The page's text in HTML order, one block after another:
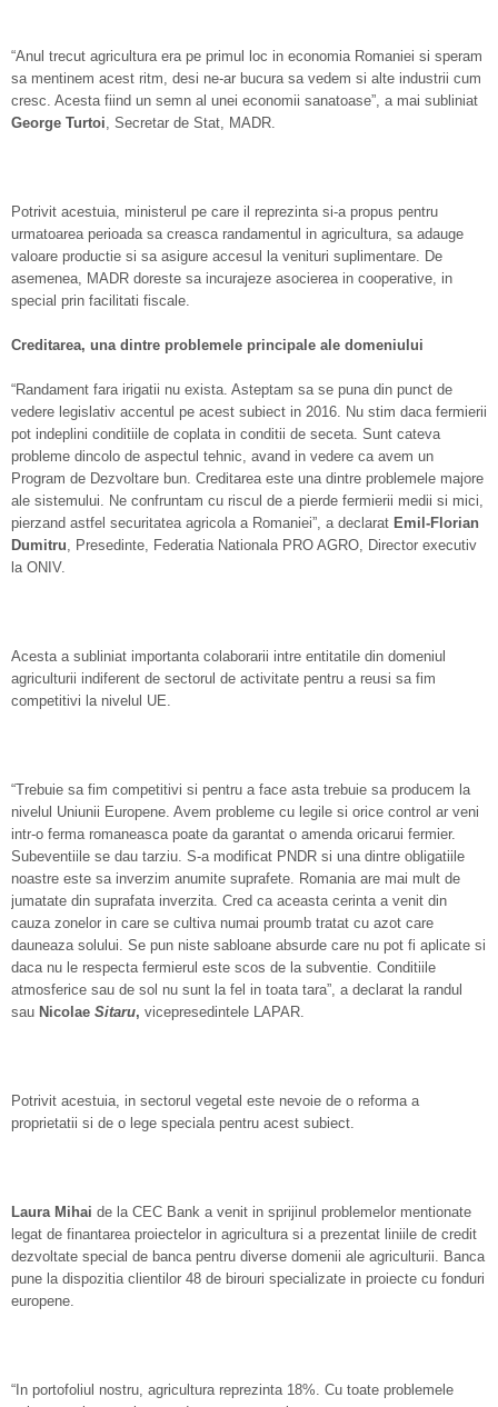
“Anul trecut agricultura era pe primul loc in economia Romaniei si speram
sa mentinem acest ritm, desi ne-ar bucura sa vedem si alte industrii cum
cresc. Acesta fiind un semn al unei economii sanatoase”, a mai subliniat
George Turtoi, Secretar de Stat, MADR.
Potrivit acestuia, ministerul pe care il reprezinta si-a propus pentru
urmatoarea perioada sa creasca randamentul in agricultura, sa adauge
valoare productie si sa asigure accesul la venituri suplimentare. De
asemenea, MADR doreste sa incurajeze asocierea in cooperative, in
special prin facilitati fiscale.
Creditarea, una dintre problemele principale ale domeniului
“Randament fara irigatii nu exista. Asteptam sa se puna din punct de
vedere legislativ accentul pe acest subiect in 2016. Nu stim daca fermierii
pot indeplini conditiile de coplata in conditii de seceta. Sunt cateva
probleme dincolo de aspectul tehnic, avand in vedere ca avem un
Program de Dezvoltare bun. Creditarea este una dintre problemele majore
ale sistemului. Ne confruntam cu riscul de a pierde fermierii medii si mici,
pierzand astfel securitatea agricola a Romaniei”, a declarat Emil-Florian
Dumitru, Presedinte, Federatia Nationala PRO AGRO, Director executiv
la ONIV.
Acesta a subliniat importanta colaborarii intre entitatile din domeniul
agriculturii indiferent de sectorul de activitate pentru a reusi sa fim
competitivi la nivelul UE.
“Trebuie sa fim competitivi si pentru a face asta trebuie sa producem la
nivelul Uniunii Europene. Avem probleme cu legile si orice control ar veni
intr-o ferma romaneasca poate da garantat o amenda oricarui fermier.
Subeventiile se dau tarziu. S-a modificat PNDR si una dintre obligatiile
noastre este sa inverzim anumite suprafete. Romania are mai mult de
jumatate din suprafata inverzita. Cred ca aceasta cerinta a venit din
cauza zonelor in care se cultiva numai proumb tratat cu azot care
dauneaza solului. Se pun niste sabloane absurde care nu pot fi aplicate si
daca nu le respecta fermierul este scos de la subventie. Conditiile
atmosferice sau de sol nu sunt la fel in toata tara”, a declarat la randul
sau Nicolae Sitaru, vicepresedintele LAPAR.
Potrivit acestuia, in sectorul vegetal este nevoie de o reforma a
proprietatii si de o lege speciala pentru acest subiect.
Laura Mihai de la CEC Bank a venit in sprijinul problemelor mentionate
legat de finantarea proiectelor in agricultura si a prezentat liniile de credit
dezvoltate special de banca pentru diverse domenii ale agriculturii. Banca
pune la dispozitia clientilor 48 de birouri specializate in proiecte cu fonduri
europene.
“In portofoliul nostru, agricultura reprezinta 18%. Cu toate problemele